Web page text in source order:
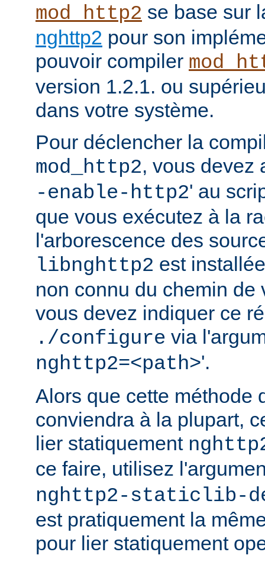
mod_http2 se base sur
nghttp2 pour son
pouvoir compiler
version 1.2.1. ou
dans votre système.
Pour déclencher la
mod_http2, vous devez
-enable-http2' au
que vous exécutez à la
l'arborescence des
libnghttp2 est
non connu du chemin de
vous devez indiquer ce
./configure via
nghttp2=<path>'.
Alors que cette méthode
conviendra à la plupart,
lier statiquement
ce faire, utilisez
nghttp2-staticlib-
est pratiquement la
pour lier statiquement